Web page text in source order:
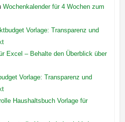
Wochenkalender für 4 Wochen zum
Vorlage: Transparenz und
Excel – Behalte den Überblick über
Vorlage: Transparenz und
Haushaltsbuch Vorlage für